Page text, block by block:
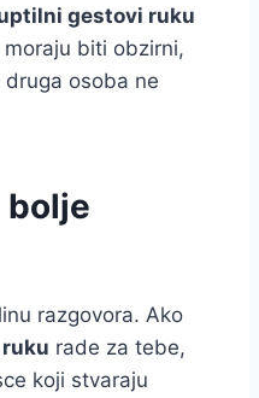
gestovi ruku
biti obzirni,
osoba ne
bolje
razgovora. Ako
rade za tebe,
koji stvaraju